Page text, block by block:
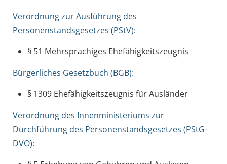
Verordnung zur Ausführung des
Personenstandsgesetzes (PStV):
§ 51 Mehrsprachiges Ehefähigkeitszeugnis
Bürgerliches Gesetzbuch (BGB):
§ 1309 Ehefähigkeitszeugnis für Ausländer
Verordnung des Innenministeriums zur
Durchführung des Personenstandsgesetzes (PStG-
DVO):